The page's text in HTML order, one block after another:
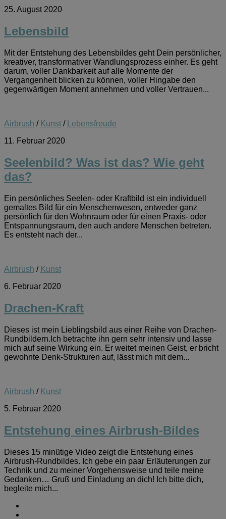
25. August 2020
Lebensbild
Mit der Entstehung des Lebensbildes geht Dein persönlicher,
kreativer, transformativer Wandlungsprozess einher. Es geht
darum, voller Dankbarkeit auf alle Momente der
Vergangenheit blicken zu können, voller Hingabe den
gegenwärtigen Moment annehmen und voller Vertrauen...
Airbrush / Kunst /
Lebensfreude
11. Februar 2020
Seelenbild? Was ist das? Wie geht
das?
Ein persönliches Seelen- oder Kraftbild ist ein individuell
gemaltes Bild für ein Menschenwesen, entweder ganz
persönlich für den Wohnraum oder für einen Praxis- oder
Entspannungsraum, den auch andere Menschen betreten.
Es entsteht nach der...
Airbrush / Kunst
6. Februar 2020
Drachen-Kraft
Dieses ist mein Lieblingsbild aus einer Reihe von Drachen-
Rundbildern.Ich betrachte ihn gern sehr intensiv und lasse
mich auf seine Wirkung ein. Er weitet meinen Geist, er bricht
gewohnte Denk-Strukturen auf, lässt mich mit dem...
Airbrush / Kunst
5. Februar 2020
Entstehung eines Airbrush-Bildes
Dieses 15 minütige Video zeigt die Entstehung eines
Airbrush-Rundbildes. Ich gebe ein paar Erläuterungen zur
Technik und zu meiner Vorgehensweise und teile meine
Gedanken… Gruß und Einladung an dich! Ich bitte dich,
begleite mich...